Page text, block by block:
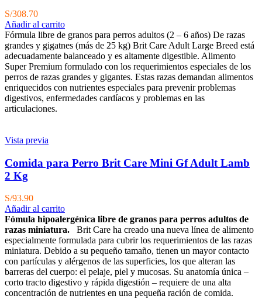
S/308.70
Añadir al carrito
Fórmula libre de granos para perros adultos (2 – 6 años) De razas
grandes y gigatnes (más de 25 kg) Brit Care Adult Large Breed está
adecuadamente balanceado y es altamente digestible. Alimento
Super Premium formulado con los requerimientos especiales de los
perros de razas grandes y gigantes. Estas razas demandan alimentos
enriquecidos con nutrientes especiales para prevenir problemas
digestivos, enfermedades cardíacos y problemas en las
articulaciones.
Vista previa
Comida para Perro Brit Care Mini Gf Adult Lamb
2 Kg
S/93.90
Añadir al carrito
Fómula hipoalergénica libre de granos para perros adultos de
razas miniatura. Brit Care ha creado una nueva línea de alimento
especialmente formulada para cubrir los requerimientos de las razas
miniatura. Debido a su pequeño tamaño, tienen un mayor contacto
con partículas y alérgenos de las superficies, los que alteran las
barreras del cuerpo: el pelaje, piel y mucosas. Su anatomía única –
corto tracto digestivo y rápida digestión – requiere de una alta
concentración de nutrientes en una pequeña ración de comida.